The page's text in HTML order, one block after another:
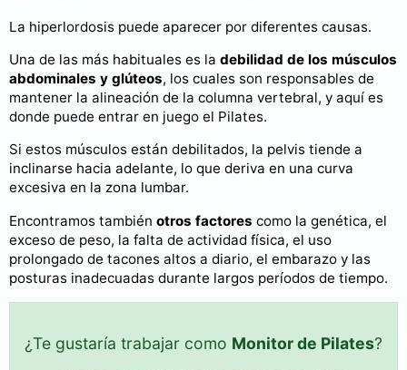
La hiperlordosis puede aparecer por diferentes causas.
Una de las más habituales es la debilidad de los músculos
abdominales y glúteos, los cuales son responsables de
mantener la alineación de la columna vertebral, y aquí es
donde puede entrar en juego el Pilates.
Si estos músculos están debilitados, la pelvis tiende a
inclinarse hacia adelante, lo que deriva en una curva
excesiva en la zona lumbar.
Encontramos también otros factores como la genética, el
exceso de peso, la falta de actividad física, el uso
prolongado de tacones altos a diario, el embarazo y las
posturas inadecuadas durante largos períodos de tiempo.
¿Te gustaría trabajar como Monitor de Pilates?